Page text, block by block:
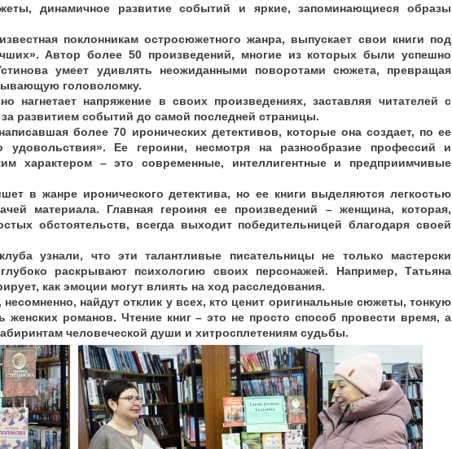
динамичное развитие событий и яркие, запоминающиеся образы
поклонникам остросюжетного жанра, выпускает свои книги под
Автор более 50 произведений, многие из которых были успешно
умеет удивлять неожиданными поворотами сюжета, превращая
головоломку.
нагнетает напряжение в своих произведениях, заставляя читателей с
развитием событий до самой последней страницы.
более 70 иронических детективов, которые она создает, по ее
удовольствия». Ее героини, несмотря на разнообразие профессий и
характером – это современные, интеллигентные и предприимчивые
в жанре иронического детектива, но ее книги выделяются легкостью
материала. Главная героиня ее произведений – женщина, которая,
обстоятельств, всегда выходит победительницей благодаря своей
узнали, что эти талантливые писательницы не только мастерски
раскрывают психологию своих персонажей. Например, Татьяна
как эмоции могут влиять на ход расследования.
найдут отклик у всех, кто ценит оригинальные сюжеты, тонкую
романов. Чтение книг – это не просто способ провести время, а
человеческой души и хитросплетениям судьбы.